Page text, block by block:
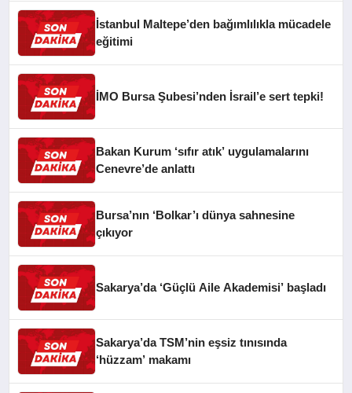
İstanbul Maltepe’den bağımlılıkla mücadele
eğitimi
İMO Bursa Şubesi’nden İsrail’e sert tepki!
Bakan Kurum ‘sıfır atık’ uygulamalarını
Cenevre’de anlattı
Bursa’nın ‘Bolkar’ı dünya sahnesine
çıkıyor
Sakarya’da ‘Güçlü Aile Akademisi’ başladı
Sakarya’da TSM’nin eşsiz tınısında
‘hüzzam’ makamı